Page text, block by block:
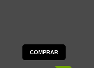
COMPRAR